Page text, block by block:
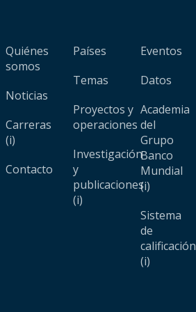
Quiénes
somos
Noticias
Carreras
(i)
Contacto
Países
Temas
Proyectos y
operaciones
Investigación
y
publicaciones
(i)
Eventos
Datos
Academia
del
Grupo
Banco
Mundial
(i)
Sistema
de
calificación
(i)